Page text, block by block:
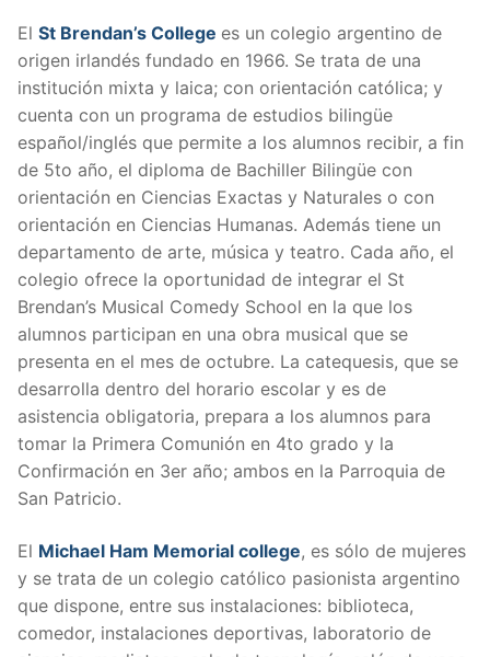
El St Brendan’s College es un colegio argentino de
origen irlandés fundado en 1966. Se trata de una
institución mixta y laica; con orientación católica; y
cuenta con un programa de estudios bilingüe
español/inglés que permite a los alumnos recibir, a fin
de 5to año, el diploma de Bachiller Bilingüe con
orientación en Ciencias Exactas y Naturales o con
orientación en Ciencias Humanas. Además tiene un
departamento de arte, música y teatro. Cada año, el
colegio ofrece la oportunidad de integrar el St
Brendan’s Musical Comedy School en la que los
alumnos participan en una obra musical que se
presenta en el mes de octubre. La catequesis, que se
desarrolla dentro del horario escolar y es de
asistencia obligatoria, prepara a los alumnos para
tomar la Primera Comunión en 4to grado y la
Confirmación en 3er año; ambos en la Parroquia de
San Patricio.
El Michael Ham Memorial college, es sólo de mujeres
y se trata de un colegio católico pasionista argentino
que dispone, entre sus instalaciones: biblioteca,
comedor, instalaciones deportivas, laboratorio de